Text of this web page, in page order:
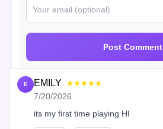
Post Comment
E EMILY ★★★★★
7/20/2026
its my first time playing HI